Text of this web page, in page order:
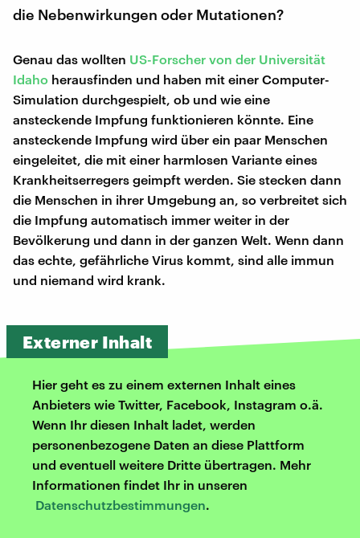
die Nebenwirkungen oder Mutationen?
Genau das wollten US-Forscher von der Universität
Idaho herausfinden und haben mit einer Computer-
Simulation durchgespielt, ob und wie eine
ansteckende Impfung funktionieren könnte. Eine
ansteckende Impfung wird über ein paar Menschen
eingeleitet, die mit einer harmlosen Variante eines
Krankheitserregers geimpft werden. Sie stecken dann
die Menschen in ihrer Umgebung an, so verbreitet sich
die Impfung automatisch immer weiter in der
Bevölkerung und dann in der ganzen Welt. Wenn dann
das echte, gefährliche Virus kommt, sind alle immun
und niemand wird krank.
Externer Inhalt
Hier geht es zu einem externen Inhalt eines
Anbieters wie Twitter, Facebook, Instagram o.ä.
Wenn Ihr diesen Inhalt ladet, werden
personenbezogene Daten an diese Plattform
und eventuell weitere Dritte übertragen. Mehr
Informationen findet Ihr in unseren
Datenschutzbestimmungen.